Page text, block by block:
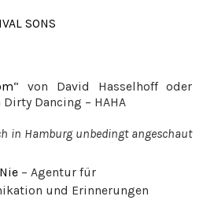
SONS
“ von David Hasselhoff oder
Dirty Dancing – HAHA
in Hamburg unbedingt angeschaut
– Agentur für
und Erinnerungen